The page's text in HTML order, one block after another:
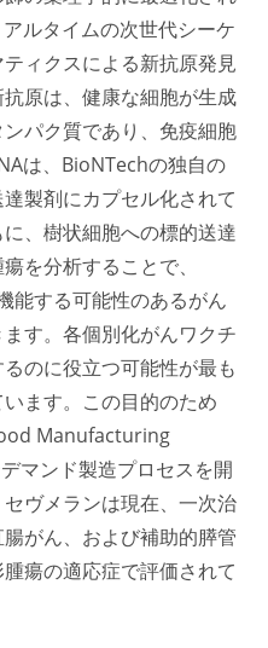
ルタイムの次世代シーケ
ィクスによる新抗原発見
原は、健康な細胞が生成
パク質であり、免疫細胞
は、BioNTechの独自の
製剤にカプセル化されて
、樹状細胞への標的送達
を分析することで、
能する可能性のあるがん
す。各個別化がんワクチ
のに役立つ可能性が最も
ます。この目的のため
Manufacturing
マンド製造プロセスを開
ヴメランは現在、一次治
がん、および補助的膵管
瘍の適応症で評価されて